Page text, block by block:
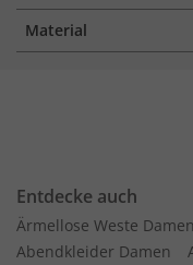
Material
Entdecke auch
Ärmellose Weste Damen
Abendkleider Damen